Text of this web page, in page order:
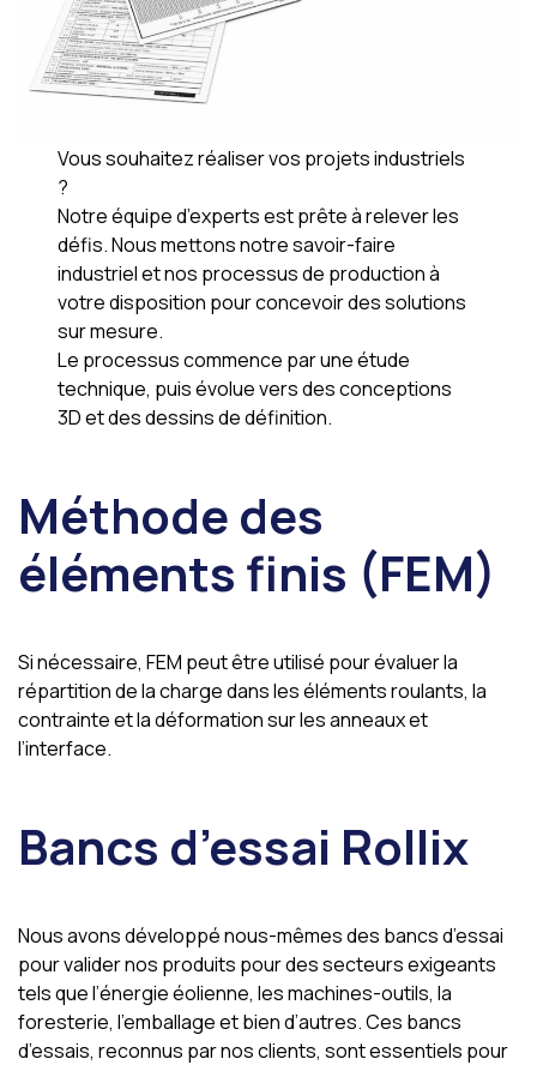
Vous souhaitez réaliser vos projets industriels
?
Notre équipe d’experts est prête à relever les
défis. Nous mettons notre savoir-faire
industriel et nos processus de production à
votre disposition pour concevoir des solutions
sur mesure.
Le processus commence par une étude
technique, puis évolue vers des conceptions
3D et des dessins de définition.
Méthode des
éléments finis (FEM)
Si nécessaire, FEM peut être utilisé pour évaluer la
répartition de la charge dans les éléments roulants, la
contrainte et la déformation sur les anneaux et
l’interface.
Bancs d’essai Rollix
Nous avons développé nous-mêmes des bancs d’essai
pour valider nos produits pour des secteurs exigeants
tels que l’énergie éolienne, les machines-outils, la
foresterie, l’emballage et bien d’autres. Ces bancs
d’essais, reconnus par nos clients, sont essentiels pour